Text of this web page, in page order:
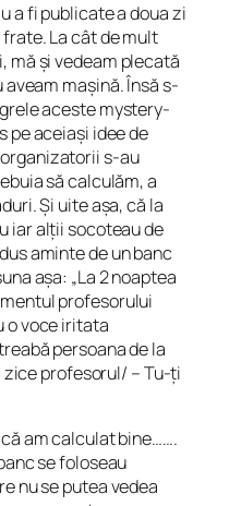
a fi publicate a doua zi
La cât de mult
mă și vedeam plecată
mașină. Însă s-
aceste mystery-
pe aceiași idee de
s-au
să calculăm, a
Și uite așa, că la
iar alții socoteau de
aminte de un banc
așa: „La 2 noaptea
profesorului
o voce iritata
persoana de la
profesorul/ – Tu-ți
am calculat bine…….
se foloseau
nu se putea vedea